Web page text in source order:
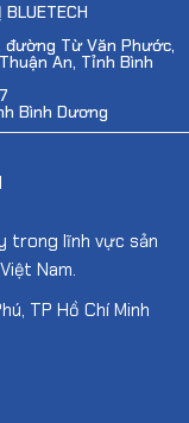
Từ Văn Phước,
An, Tỉnh Bình
Bình Dương
trong lĩnh vực sản
Nam.
TP Hồ Chí Minh